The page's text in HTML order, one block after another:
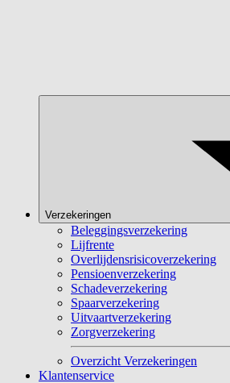
Verzekeringen
Beleggingsverzekering
Lijfrente
Overlijdensrisicoverzekering
Pensioenverzekering
Schadeverzekering
Spaarverzekering
Uitvaartverzekering
Zorgverzekering
Overzicht Verzekeringen
Klantenservice